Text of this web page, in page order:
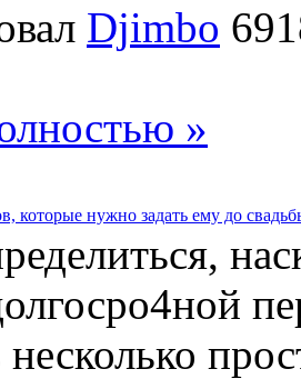
Djimbo
»
которые нужно задать ему до
несколько